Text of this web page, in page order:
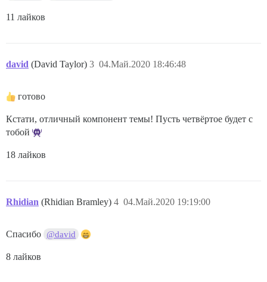
11 лайков
david (David Taylor) 04.Май.2020 18:46:48
3
готово
Кстати, отличный компонент темы! Пусть четвёртое будет с
тобой
18 лайков
Rhidian (Rhidian Bramley) 04.Май.2020 19:19:00
4
Спасибо @david
8 лайков